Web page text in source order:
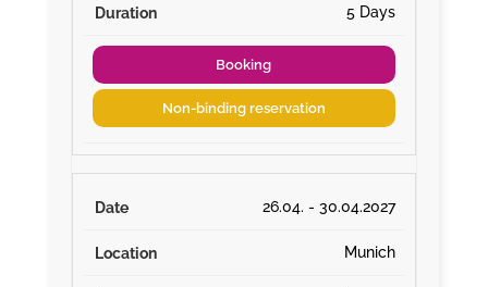
5 Days
Booking
Non-binding reservation
26.04. - 30.04.2027
Munich